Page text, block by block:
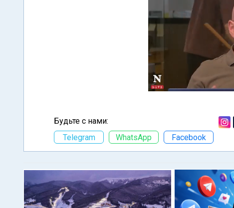
Будьте с нами:
Telegram
WhatsApp Facebook